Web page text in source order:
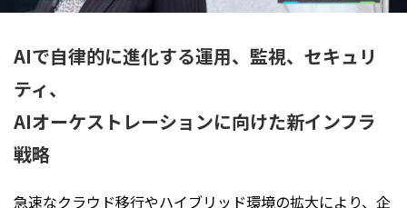
AIで自律的に進化する運用、監視、セキュリ
ティ、
AIオーケストレーションに向けた新インフラ
戦略
急速なクラウド移行やハイブリッド環境の拡大により、企